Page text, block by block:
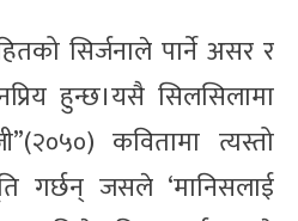
सिर्जनाले पार्ने असर र
हुन्छ।यसै सिलसिलामा
कवितामा त्यस्तो
गर्छन् जसले ‘मानिसलाई